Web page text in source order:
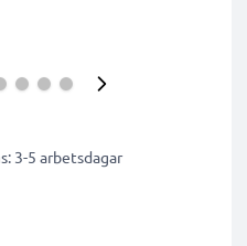
3-5 arbetsdagar